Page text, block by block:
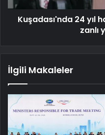
Kuşadası'nda 24 yıl
zanlı
İlgili Makaleler